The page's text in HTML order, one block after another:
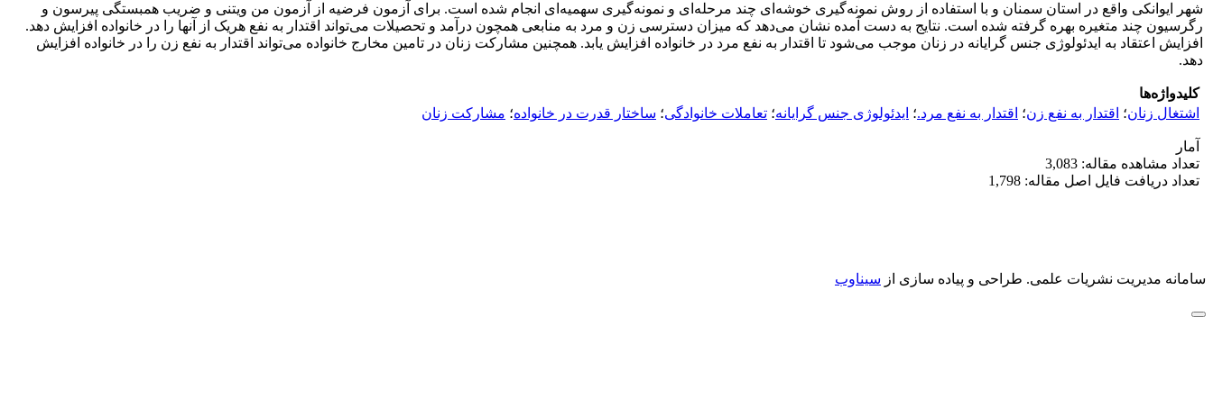
شهر ایوانکی واقع در استان سمنان و با استفاده از روش نمونه‌گیری خوشه‌ای چند مرحله‌ای و نمونه‌گیری سهمیه‌ای انجام شده است. برای آزمون فرضیه از آزمون من ویتنی و ضریب همبستگی پیرسون و
رگرسیون چند متغیره بهره گرفته شده است. نتایج به دست آمده نشان می‌دهد که میزان دسترسی زن و مرد به منابعی همچون درآمد و تحصیلات می‌تواند اقتدار به نفع هریک از آنها را در خانواده افزایش دهد.
افزایش اعتقاد به ایدئولوژی جنس گرایانه در زنان موجب می‌شود تا اقتدار به نفع مرد در خانواده افزایش یابد. همچنین مشارکت زنان در تامین مخارج خانواده می‌تواند اقتدار به نفع زن را در خانواده افزایش
دهد.
کلیدواژه‌ها
اشتغال زنان؛ اقتدار به نفع زن؛ اقتدار به نفع مرد.؛ ایدئولوژی جنس گرایانه؛ تعاملات خانوادگی؛ ساختار قدرت در خانواده؛ مشارکت زنان
آمار
تعداد مشاهده مقاله: 3,083
تعداد دریافت فایل اصل مقاله: 1,798
سامانه مدیریت نشریات علمی. طراحی و پیاده سازی از سیناوب